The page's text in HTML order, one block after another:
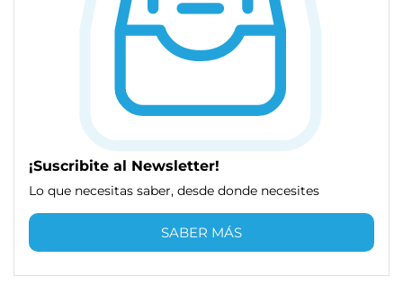
¡Suscribite al Newsletter!
Lo que necesitas saber, desde donde necesites
SABER MÁS